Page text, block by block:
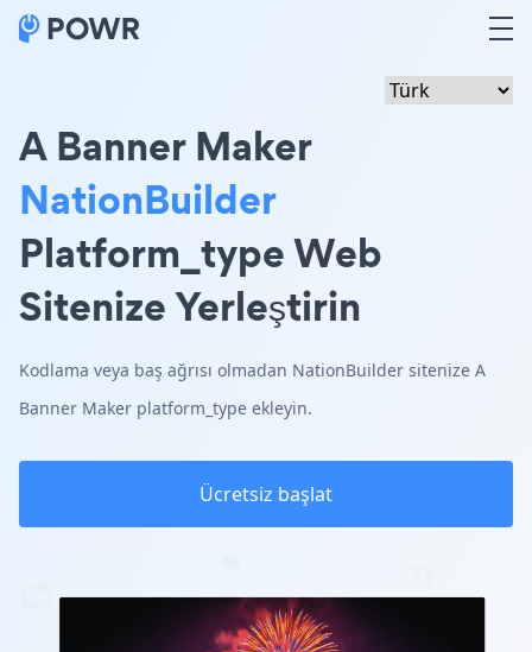
A Banner Maker
NationBuilder
Platform_type Web
Sitenize Yerleştirin
Kodlama veya baş ağrısı olmadan NationBuilder sitenize A
Banner Maker platform_type ekleyin.
Ücretsiz başlat